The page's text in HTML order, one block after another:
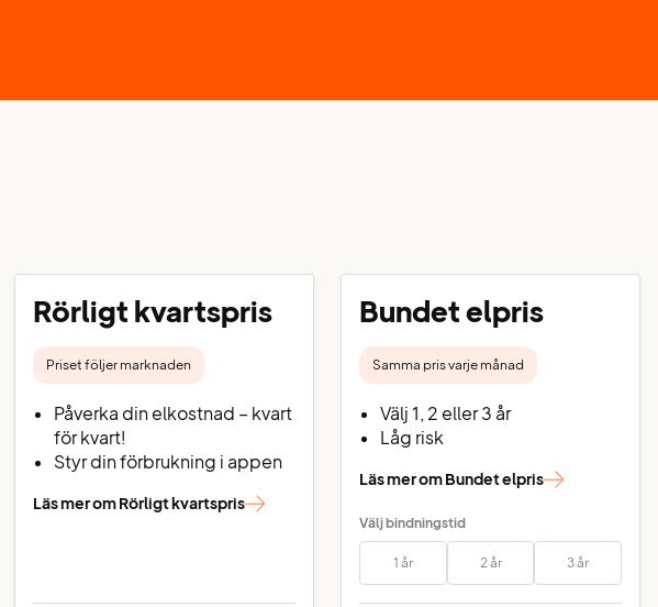
Rörligt kvartspris
Priset följer marknaden
Påverka din elkostnad – kvart
för kvart!
Styr din förbrukning i appen
Läs mer om Rörligt kvartspris
Bundet elpris
Samma pris varje månad
Välj 1, 2 eller 3 år
Låg risk
Läs mer om Bundet elpris
Välj bindningstid
1 år 2 år 3 år